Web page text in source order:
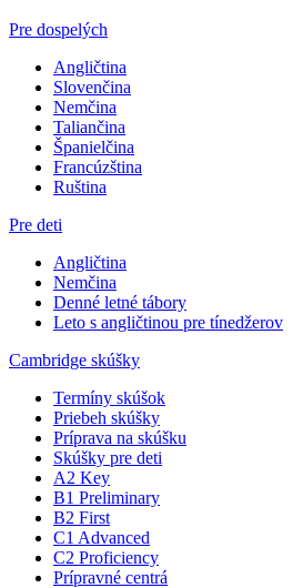
Pre dospelých
Angličtina
Slovenčina
Nemčina
Taliančina
Španielčina
Francúzština
Ruština
Pre deti
Angličtina
Nemčina
Denné letné tábory
Leto s angličtinou pre tínedžerov
Cambridge skúšky
Termíny skúšok
Priebeh skúšky
Príprava na skúšku
Skúšky pre deti
A2 Key
B1 Preliminary
B2 First
C1 Advanced
C2 Proficiency
Prípravné centrá